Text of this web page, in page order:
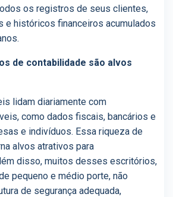
os registros de seus clientes,
e históricos financeiros acumulados
de contabilidade são alvos
lidam diariamente com
como dados fiscais, bancários e
e indivíduos. Essa riqueza de
alvos atrativos para
disso, muitos desses escritórios,
pequeno e médio porte, não
de segurança adequada,